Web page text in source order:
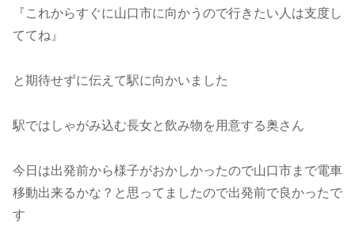
『これからすぐに山口市に向かうので行きたい人は支度し
ててね』
と期待せずに伝えて駅に向かいました
駅ではしゃがみ込む長女と飲み物を用意する奥さん
今日は出発前から様子がおかしかったので山口市まで電車
移動出来るかな？と思ってましたので出発前で良かったで
す